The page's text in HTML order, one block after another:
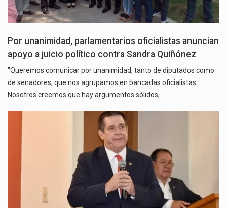
Por unanimidad, parlamentarios oficialistas anuncian
apoyo a juicio político contra Sandra Quiñónez
"Queremos comunicar por unanimidad, tanto de diputados como
de senadores, que nos agrupamos en bancadas oficialistas.
Nosotros creemos que hay argumentos sólidos,…